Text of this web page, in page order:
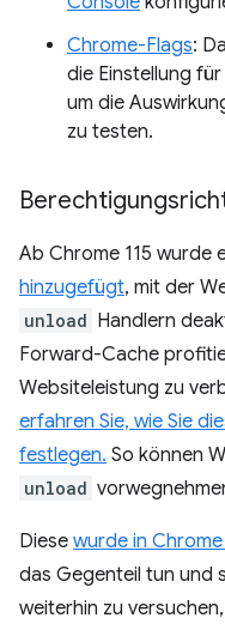
Chrome-Flags:
die Einstellung
um die
zu testen.
Ab Chrome 115 wurde
hinzugefügt, mit der
unload Handlern
Forward-Cache
Websiteleistung zu
erfahren Sie, wie Sie
festlegen. So können
unload
Diese wurde in
das Gegenteil tun und
weiterhin zu versuchen,